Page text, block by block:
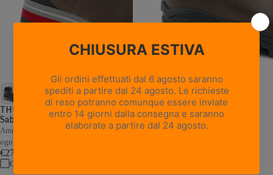
THUNDER GTX - Marrone /
Sabbia
Ammortizzazione e stabilità adattive a
ogni passo
€279,00
Confronta
18 recensioni
NEW TRAIL LITE GTX -
Marrone Nocciola
Pelle pieno fiore con trattamento
Hydrobloc®